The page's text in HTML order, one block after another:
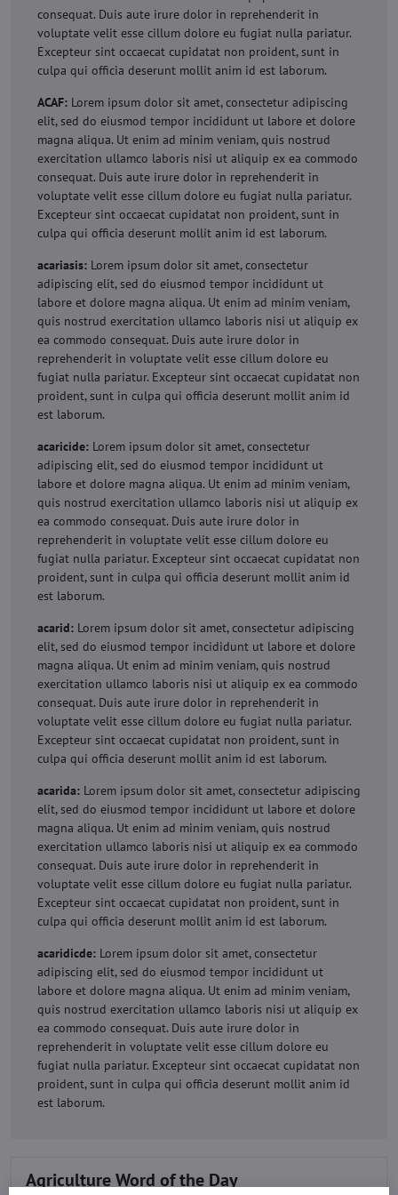
consequat. Duis aute irure dolor in reprehenderit in
voluptate velit esse cillum dolore eu fugiat nulla pariatur.
Excepteur sint occaecat cupidatat non proident, sunt in
culpa qui officia deserunt mollit anim id est laborum.
ACAF: Lorem ipsum dolor sit amet, consectetur adipiscing
elit, sed do eiusmod tempor incididunt ut labore et dolore
magna aliqua. Ut enim ad minim veniam, quis nostrud
exercitation ullamco laboris nisi ut aliquip ex ea commodo
consequat. Duis aute irure dolor in reprehenderit in
voluptate velit esse cillum dolore eu fugiat nulla pariatur.
Excepteur sint occaecat cupidatat non proident, sunt in
culpa qui officia deserunt mollit anim id est laborum.
acariasis: Lorem ipsum dolor sit amet, consectetur
adipiscing elit, sed do eiusmod tempor incididunt ut
labore et dolore magna aliqua. Ut enim ad minim veniam,
quis nostrud exercitation ullamco laboris nisi ut aliquip ex
ea commodo consequat. Duis aute irure dolor in
reprehenderit in voluptate velit esse cillum dolore eu
fugiat nulla pariatur. Excepteur sint occaecat cupidatat non
proident, sunt in culpa qui officia deserunt mollit anim id
est laborum.
acaricide: Lorem ipsum dolor sit amet, consectetur
adipiscing elit, sed do eiusmod tempor incididunt ut
labore et dolore magna aliqua. Ut enim ad minim veniam,
quis nostrud exercitation ullamco laboris nisi ut aliquip ex
ea commodo consequat. Duis aute irure dolor in
reprehenderit in voluptate velit esse cillum dolore eu
fugiat nulla pariatur. Excepteur sint occaecat cupidatat non
proident, sunt in culpa qui officia deserunt mollit anim id
est laborum.
acarid: Lorem ipsum dolor sit amet, consectetur adipiscing
elit, sed do eiusmod tempor incididunt ut labore et dolore
magna aliqua. Ut enim ad minim veniam, quis nostrud
exercitation ullamco laboris nisi ut aliquip ex ea commodo
consequat. Duis aute irure dolor in reprehenderit in
voluptate velit esse cillum dolore eu fugiat nulla pariatur.
Excepteur sint occaecat cupidatat non proident, sunt in
culpa qui officia deserunt mollit anim id est laborum.
acarida: Lorem ipsum dolor sit amet, consectetur adipiscing
elit, sed do eiusmod tempor incididunt ut labore et dolore
magna aliqua. Ut enim ad minim veniam, quis nostrud
exercitation ullamco laboris nisi ut aliquip ex ea commodo
consequat. Duis aute irure dolor in reprehenderit in
voluptate velit esse cillum dolore eu fugiat nulla pariatur.
Excepteur sint occaecat cupidatat non proident, sunt in
culpa qui officia deserunt mollit anim id est laborum.
acaridicde: Lorem ipsum dolor sit amet, consectetur
adipiscing elit, sed do eiusmod tempor incididunt ut
labore et dolore magna aliqua. Ut enim ad minim veniam,
quis nostrud exercitation ullamco laboris nisi ut aliquip ex
ea commodo consequat. Duis aute irure dolor in
reprehenderit in voluptate velit esse cillum dolore eu
fugiat nulla pariatur. Excepteur sint occaecat cupidatat non
proident, sunt in culpa qui officia deserunt mollit anim id
est laborum.
Agriculture Word of the Day